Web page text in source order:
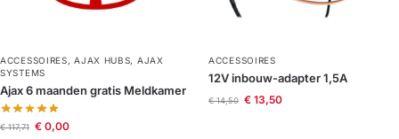
ACCESSOIRES,AJAX HUBS, AJAX
SYSTEMS
Ajax 6 maanden gratis Meldkamer
€117,71 €0,00
ACCESSOIRES
12V inbouw-adapter 1,5A
€14,50 €13,50